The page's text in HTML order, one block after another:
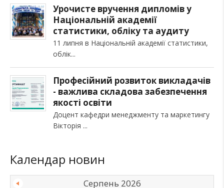
Урочисте вручення дипломів у
Національній академії
статистики, обліку та аудиту
11 липня в Національній академії статистики,
облік
Професійний розвиток викладачів
- важлива складова забезпечення
якості освіти
Доцент кафедри менеджменту та маркетингу
Вікторія
Календар новин
Серпень 2026